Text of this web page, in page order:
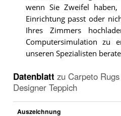
wenn Sie Zweifel
Einrichtung passt oder
Ihres Zimmers
Computersimulation zu
unseren Spezialisten
Datenblatt zu Carpeto
Designer Teppich
Auszeichnung